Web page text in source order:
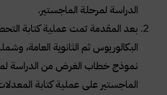
الدراسة لمرحلة الماجستير.
بعد المقدمة تمت عملية كتابة
البكالوريوس ثم الثانوية العامة،
نموذج خطاب الغرض من الدراسة
الماجستير على عملية كتابة